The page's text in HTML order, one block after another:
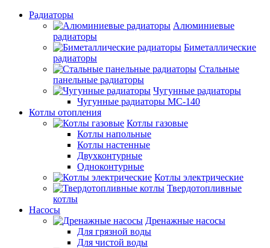
Радиаторы
Алюминиевые
радиаторы
Биметаллические
радиаторы
Стальные
панельные радиаторы
Чугунные радиаторы
Чугунные радиаторы МС-140
Котлы отопления
Котлы газовые
Котлы напольные
Котлы настенные
Двухконтурные
Одноконтурные
Котлы электрические
Твердотопливные
котлы
Насосы
Дренажные насосы
Для грязной воды
Для чистой воды